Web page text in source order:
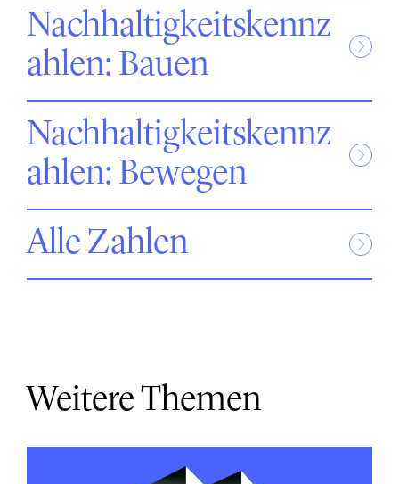
Nachhaltigkeitskennz
ahlen: Bauen
Nachhaltigkeitskennz
ahlen: Bewegen
Alle Zahlen
Weitere Themen